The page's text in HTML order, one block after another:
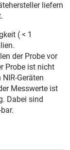
liefern
( < 1
der Probe vor
Probe ist nicht
Geräten
Messwerte ist
Dabei sind